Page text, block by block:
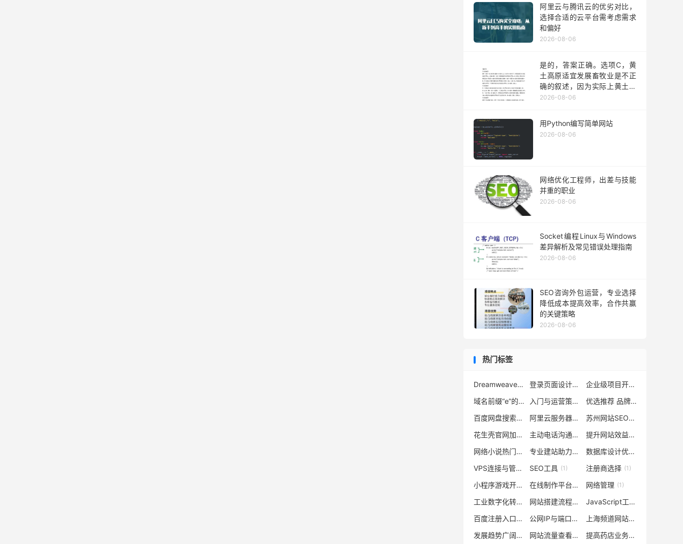
阿里云与腾讯云的优劣对比，
选择合适的云平台需考虑需求
和偏好
2026-08-06
是的，答案正确。选项C，黄
土高原适宜发展畜牧业是不正
确的叙述，因为实际上黄土高
原更适合种植业的发展而非畜
都是对北方地区农业发展情况
的准确描述或符合实际情况的
表述。因此可以确定答案为不
2026-08-06
用Python编写简单网站
2026-08-06
网络优化工程师，出差与技能
并重的职业
2026-08-06
Socket编程Linux与Windows
差异解析及常见错误处理指南
2026-08-06
SEO咨询外包运营，专业选择
降低成本提高效率，合作共赢
的关键策略
2026-08-06
热门标签
Dreamweaver网页设计 (1) 登录页面设计
(1) 企业级项目开发
域名前缀“e”的含义 (1) 入门与运营策略 (1) 优选推荐 品牌
(1)
百度网盘搜索引擎 (1) 阿里云服务器产品配置 (1) 苏州网站SEO优化
花生壳官网加盟童装店 (1) 主动电话沟通的重要性 (1) 提升网站效益
(1)
网络小说热门作品 (1) 专业建站助力企业发展 (1) 数据库设计优势
VPS连接与管理指南 (1)
SEO工具 (1) 注册商选择 (1)
小程序游戏开发 (1) 在线制作平台
(1) 网络管理 (1)
工业数字化转型升级（或智能工厂建设） (1)
网站搭建流程
(1) JavaScript工作岗位
百度注册入口
(1) 公网IP与端口转发规则设定 (1) 上海频道网站手机版建设优势及服务特点
发展趋势广阔
(1) 网站流量查看
(1) 提高药店业务效率工具